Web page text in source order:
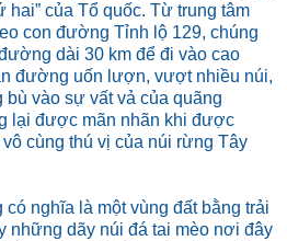
hai” của Tổ quốc. Từ trung tâm
con đường Tỉnh lộ 129, chúng
dài 30 km để đi vào cao
đường uốn lượn, vượt nhiều núi,
vào sự vất vả của quãng
lại được mãn nhãn khi được
cùng thú vị của núi rừng Tây
nghĩa là một vùng đất bằng trải
những dãy núi đá tai mèo nơi đây